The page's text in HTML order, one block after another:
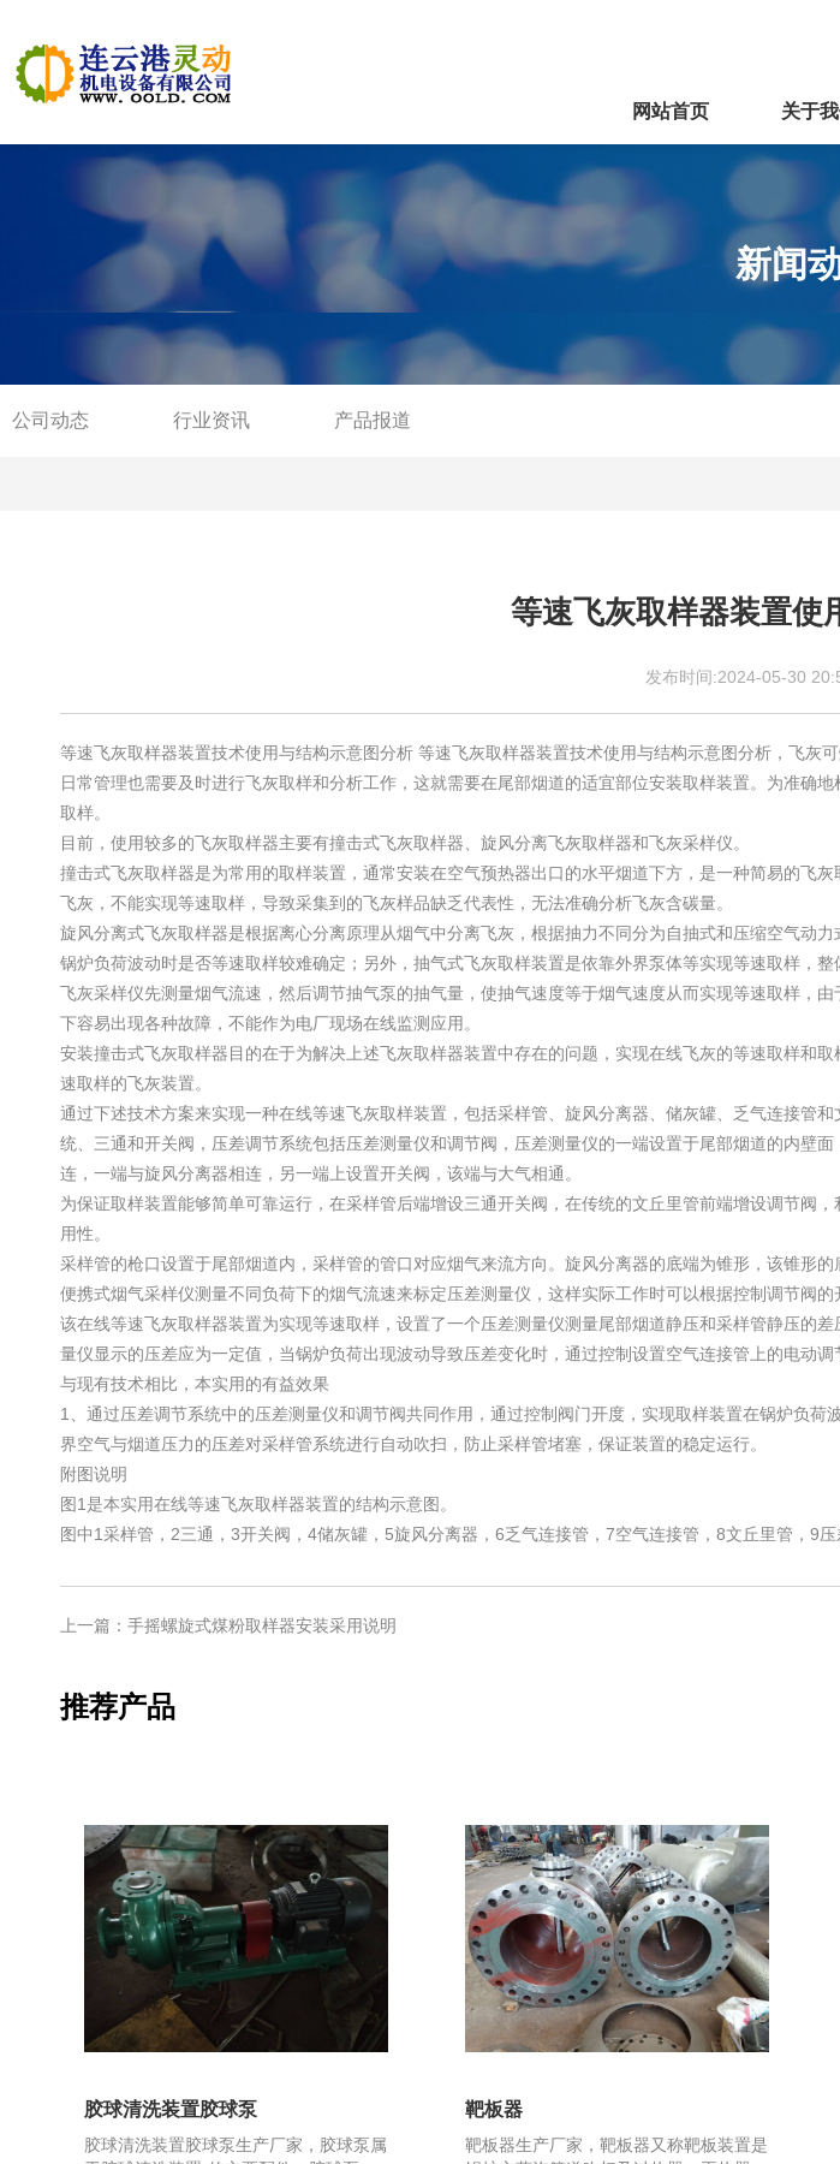
网站首页 关于
新闻
公司动态 行业资讯 产品报道
等速飞灰取样器装置使
发布时间:2024-05-30
等速飞灰取样器装置技术使用与结构示意图分析 等速飞灰取样器装置技术使用与结构示意图分析，飞
日常管理也需要及时进行飞灰取样和分析工作，这就需要在尾部烟道的适宜部位安装取样装置。为准确
取样。
目前，使用较多的飞灰取样器主要有撞击式飞灰取样器、旋风分离飞灰取样器和飞灰采样仪。
撞击式飞灰取样器是为常用的取样装置，通常安装在空气预热器出口的水平烟道下方，是一种简易的飞
飞灰，不能实现等速取样，导致采集到的飞灰样品缺乏代表性，无法准确分析飞灰含碳量。
旋风分离式飞灰取样器是根据离心分离原理从烟气中分离飞灰，根据抽力不同分为自抽式和压缩空气动
锅炉负荷波动时是否等速取样较难确定；另外，抽气式飞灰取样装置是依靠外界泵体等实现等速取样，整
飞灰采样仪先测量烟气流速，然后调节抽气泵的抽气量，使抽气速度等于烟气速度从而实现等速取样，
下容易出现各种故障，不能作为电厂现场在线监测应用。
安装撞击式飞灰取样器目的在于为解决上述飞灰取样器装置中存在的问题，实现在线飞灰的等速取样和
速取样的飞灰装置。
通过下述技术方案来实现一种在线等速飞灰取样装置，包括采样管、旋风分离器、储灰罐、乏气连接管
统、三通和开关阀，压差调节系统包括压差测量仪和调节阀，压差测量仪的一端设置于尾部烟道的内壁
连，一端与旋风分离器相连，另一端上设置开关阀，该端与大气相通。
为保证取样装置能够简单可靠运行，在采样管后端增设三通开关阀，在传统的文丘里管前端增设调节阀
用性。
采样管的枪口设置于尾部烟道内，采样管的管口对应烟气来流方向。旋风分离器的底端为锥形，该锥形
便携式烟气采样仪测量不同负荷下的烟气流速来标定压差测量仪，这样实际工作时可以根据控制调节阀的
该在线等速飞灰取样器装置为实现等速取样，设置了一个压差测量仪测量尾部烟道静压和采样管静压的
量仪显示的压差应为一定值，当锅炉负荷出现波动导致压差变化时，通过控制设置空气连接管上的电动调
与现有技术相比，本实用的有益效果
1、通过压差调节系统中的压差测量仪和调节阀共同作用，通过控制阀门开度，实现取样装置在锅炉负
界空气与烟道压力的压差对采样管系统进行自动吹扫，防止采样管堵塞，保证装置的稳定运行。
附图说明
图1是本实用在线等速飞灰取样器装置的结构示意图。
图中1采样管，2三通，3开关阀，4储灰罐，5旋风分离器，6乏气连接管，7空气连接管，8文丘里管，9压
上一篇：手摇螺旋式煤粉取样器安装采用说明
推荐产品
胶球清洗装置胶球泵
胶球清洗装置胶球泵生产厂家，胶球泵属
靶板器
靶板器生产厂家，靶板器又称靶板装置是